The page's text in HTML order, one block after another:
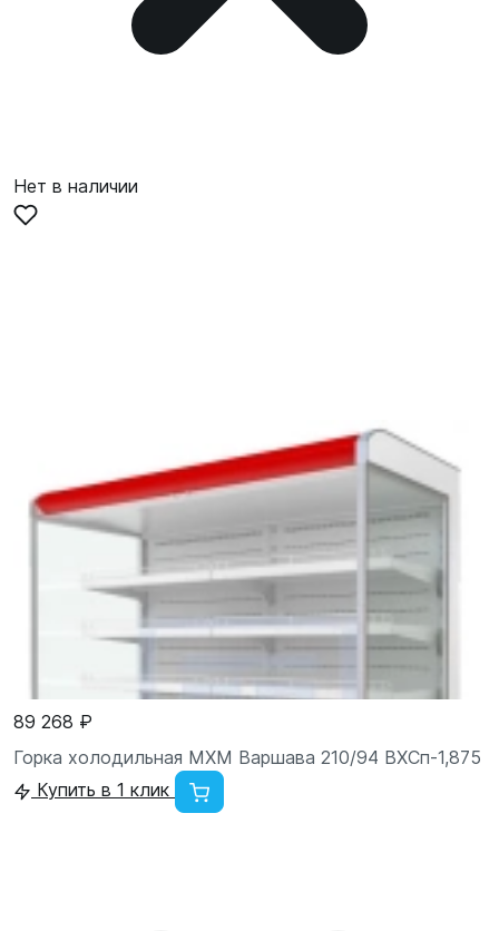
Нет в наличии
89 268 ₽
Горка холодильная МХМ Варшава 210/94 ВХСп-1,875
Купить в 1 клик